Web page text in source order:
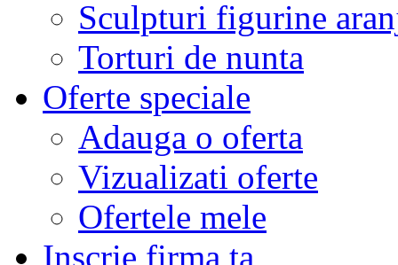
Sculpturi figurine
Torturi de nunta
Oferte speciale
Adauga o oferta
Vizualizati oferte
Ofertele mele
Inscrie firma ta